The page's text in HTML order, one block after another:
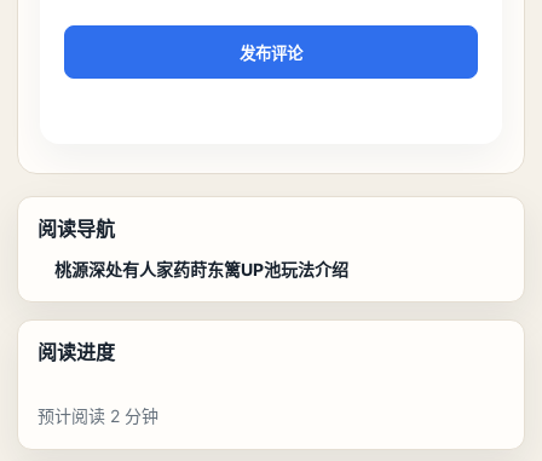
发布评论
阅读导航
桃源深处有人家药莳东篱UP池玩法介绍
阅读进度
预计阅读 2 分钟